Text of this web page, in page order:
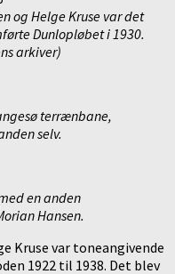
og Helge Kruse var det
Dunlopløbet i 1930.
arkiver)
terrænbane,
selv.
en anden
Hansen.
Kruse var toneangivende
1922 til 1938. Det blev